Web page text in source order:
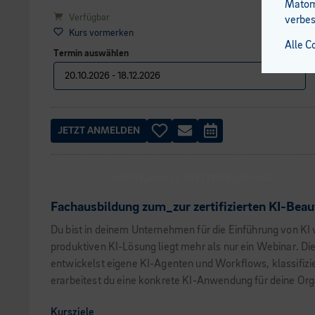
Verfügbar
Kurs vormerken
Termin auswählen
JETZT ANMELDEN
Fachausbildung zum_zur zertifizierten KI-
Du bist in deinem Unternehmen für die Einführung von
produktiven KI-Lösung liegt mehr als nur ein Webinar.
entwickelst eigene KI-Agenten und Workflows,
erarbeitest du eine konkrete KI-Anwendung für deine
Alle